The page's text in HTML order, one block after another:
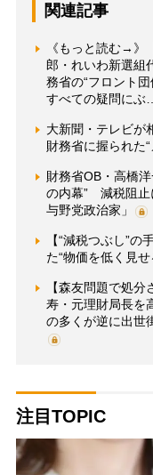
関連記事
《もっと読む→》
郎・れいわ新選組
務省の“フロント
すべての疑問にぶ…
大新聞・テレビが
財務省に握られた
財務省OB・高橋
の内幕” 減税阻止
与野党政治家」
【“減税つぶし”
た“物価を低く見
【森友問題で処
寿・元理財局長を
の多くが逆に出世
注目TOPIC